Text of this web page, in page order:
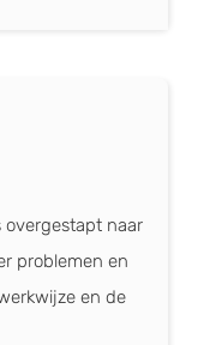
overgestapt naar
problemen en
en de